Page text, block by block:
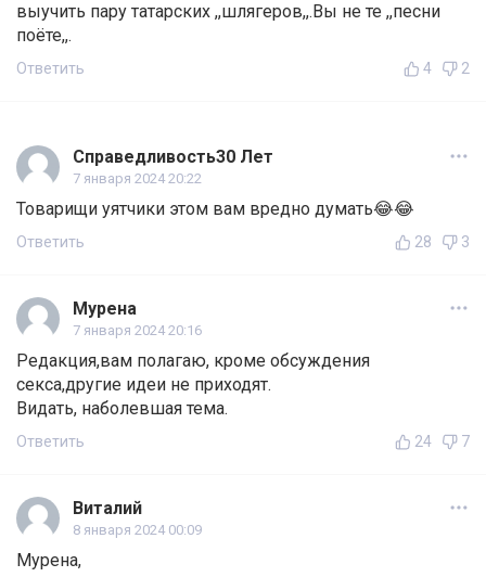
выучить пару татарских ,,шлягеров,,.Вы не те ,,песни
поёте,,.
Ответить 4 2
Справедливость30 Лет
7 января 2024 20:22
Товарищи уятчики этом вам вредно думать😂😂
Ответить 28 3
Мурена
7 января 2024 20:16
Редакция,вам полагаю, кроме обсуждения
секса,другие идеи не приходят.
Видать, наболевшая тема.
Ответить 24 7
Виталий
8 января 2024 00:09
Мурена,